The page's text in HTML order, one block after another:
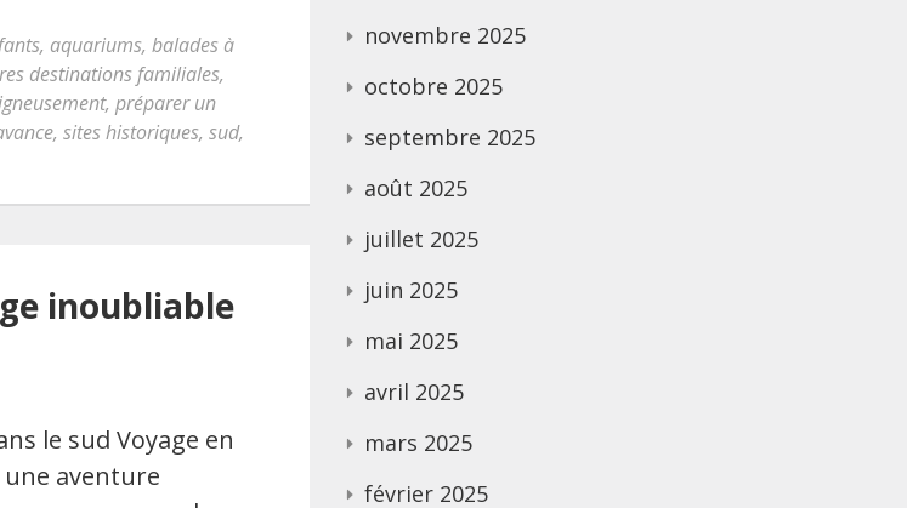
, aquariums, balades à
destinations familiales,
, préparer un
, sites historiques, sud,
inoubliable
le sud Voyage en
une aventure
novembre 2025
octobre 2025
septembre 2025
août 2025
juillet 2025
juin 2025
mai 2025
avril 2025
mars 2025
février 2025